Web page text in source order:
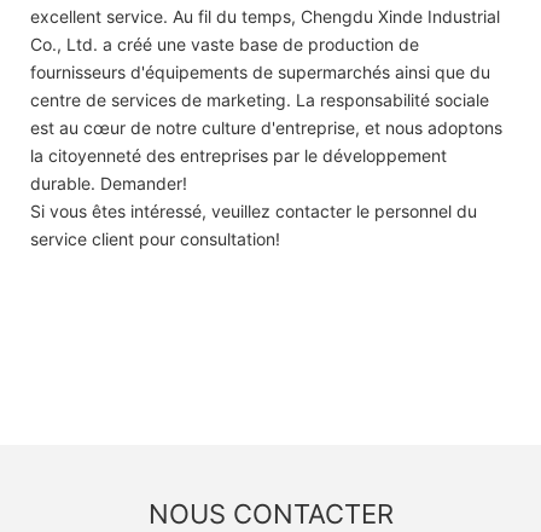
excellent service. Au fil du temps, Chengdu Xinde Industrial
Co., Ltd. a créé une vaste base de production de
fournisseurs d'équipements de supermarchés ainsi que du
centre de services de marketing. La responsabilité sociale
est au cœur de notre culture d'entreprise, et nous adoptons
la citoyenneté des entreprises par le développement
durable. Demander!
Si vous êtes intéressé, veuillez contacter le personnel du
service client pour consultation!
NOUS CONTACTER